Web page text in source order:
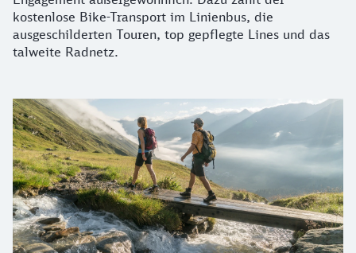
kostenlose Bike-Transport im Linienbus, die
ausgeschilderten Touren, top gepflegte Lines und das
talweite Radnetz.